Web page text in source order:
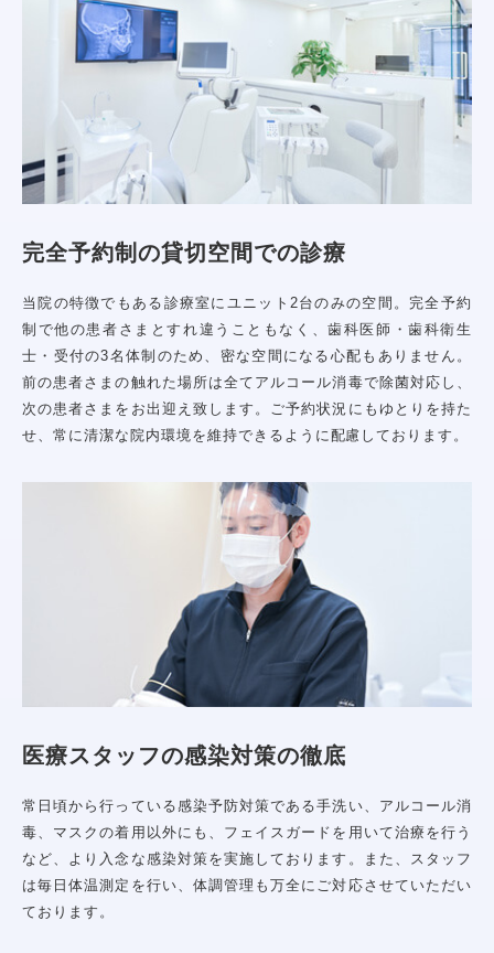
完全予約制の貸切空間での診療
当院の特徴でもある診療室にユニット2台のみの空間。完全予約
制で他の患者さまとすれ違うこともなく、歯科医師・歯科衛生
士・受付の3名体制のため、密な空間になる心配もありません。
前の患者さまの触れた場所は全てアルコール消毒で除菌対応し、
次の患者さまをお出迎え致します。ご予約状況にもゆとりを持た
せ、常に清潔な院内環境を維持できるように配慮しております。
医療スタッフの感染対策の徹底
常日頃から行っている感染予防対策である手洗い、アルコール消
毒、マスクの着用以外にも、フェイスガードを用いて治療を行う
など、より入念な感染対策を実施しております。また、スタッフ
は毎日体温測定を行い、体調管理も万全にご対応させていただい
ております。